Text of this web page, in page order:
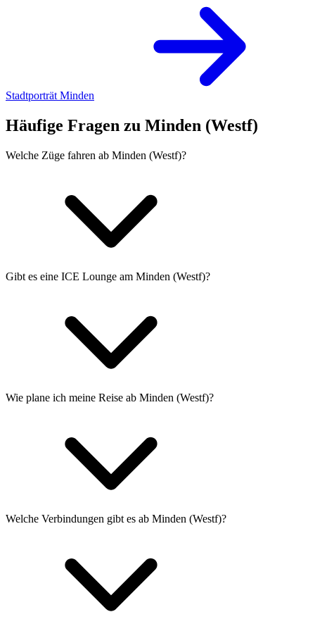
Stadtporträt Minden
Häufige Fragen zu Minden (Westf)
Welche Züge fahren ab Minden (Westf)?
Gibt es eine ICE Lounge am Minden (Westf)?
Wie plane ich meine Reise ab Minden (Westf)?
Welche Verbindungen gibt es ab Minden (Westf)?